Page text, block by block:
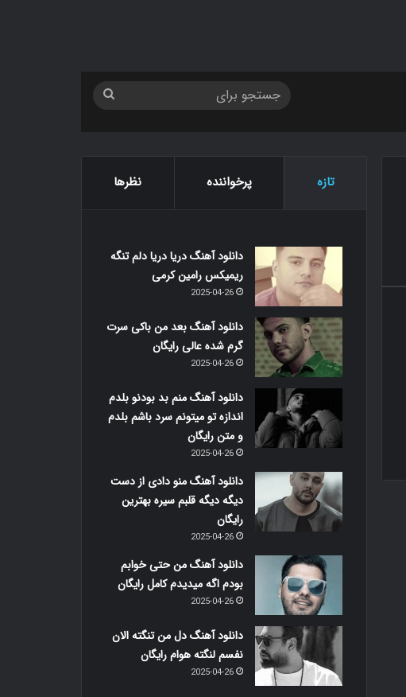
تازه پرخواننده نظرها
دانلود آهنگ دریا دریا دلم تنگه
ریمیکس رامین کرمی
2025-04-26
دانلود آهنگ بعد من باکی سرت
گرم شده عالی رایگان
2025-04-26
دانلود آهنگ منم بد بودنو بلدم
اندازه تو میتونم سرد باشم بلدم
و متن رایگان
2025-04-26
دانلود آهنگ منو دادی از دست
دیگه دیگه قلبم سیره بهترین
رایگان
2025-04-26
دانلود آهنگ من حتی خوابم
بودم اگه میدیدم کامل رایگان
2025-04-26
دانلود آهنگ دل من تنگته الان
نفسم لنگته هوام رایگان
2025-04-26